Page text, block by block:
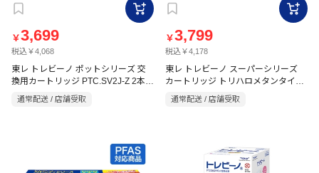
￥3,699
税込￥4,068
東レ トレビーノ ポットシリーズ 交
換用カートリッジ PTC.SV2J-Z 2本＋
1本付
通常配送 / 店舗受取
￥3,799
税込￥4,178
東レ トレビーノ スーパーシリーズ
カートリッジ トリハロメタンタイプ
通常配送 / 店舗受取